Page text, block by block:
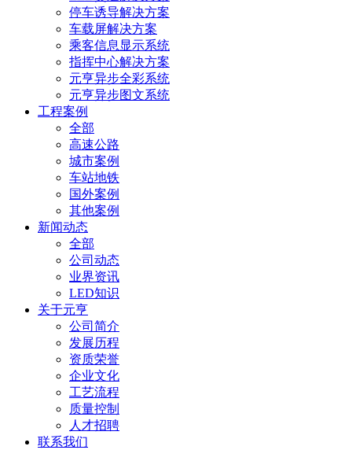
停车诱导解决方案
车载屏解决方案
乘客信息显示系统
指挥中心解决方案
元亨异步全彩系统
元亨异步图文系统
工程案例
全部
高速公路
城市案例
车站地铁
国外案例
其他案例
新闻动态
全部
公司动态
业界资讯
LED知识
关于元亨
公司简介
发展历程
资质荣誉
企业文化
工艺流程
质量控制
人才招聘
联系我们